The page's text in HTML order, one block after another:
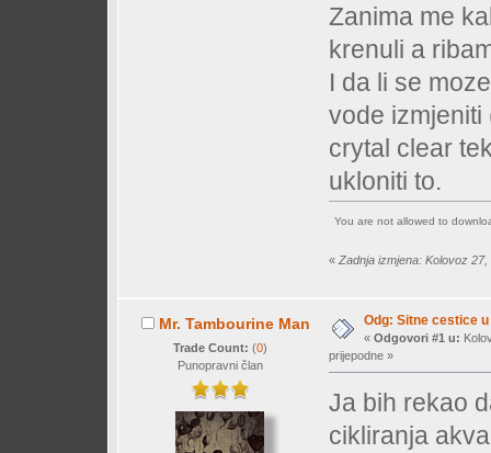
Zanima me
krenuli a
I da li se
vode izmjeniti
crytal clear
ukloniti to.
You are not allowed to
« Zadnja izmjena: Kolovoz
Mr. Tambourine Man
Trade Count: (0)
Punopravni član
Odg: Sitne cestice
« Odgovori #1 u:
prijepodne »
Ja bih rekao
cikliranja